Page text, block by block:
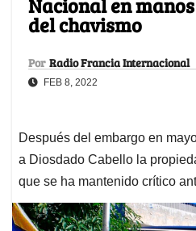
Nacional en
del chavismo
Por Radio Francia Internacional
FEB 8, 2022
Después del embargo en
a Diosdado Cabello la
que se ha mantenido crítico